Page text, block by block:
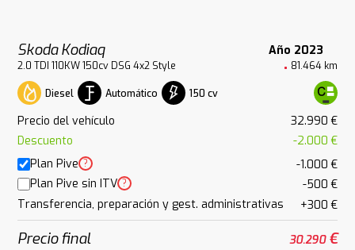
Skoda Kodiaq Año 2023
2.0 TDI 110KW 150cv DSG 4x2 Style 81.464 km
Diesel Automático 150 cv
Precio del vehículo
32.990 €
Descuento
-2.000 €
Plan Pive ?
-1.000 €
Plan Pive sin ITV ?
-500 €
Transferencia, preparación y gest. administrativas
+300 €
Precio final 30.290€